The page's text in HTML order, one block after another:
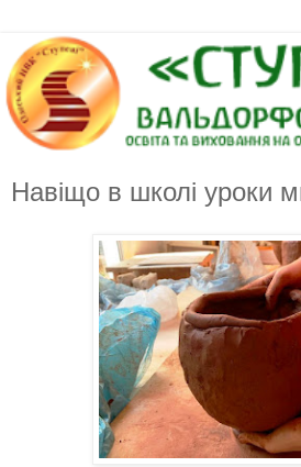
Навіщо в школі уроки